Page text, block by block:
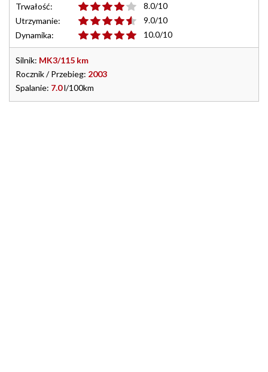
Trwałość:
8.0/10
Utrzymanie:
9.0/10
Dynamika:
10.0/10
Silnik: MK3/115 km
Rocznik / Przebieg: 2003
Spalanie: 7.0l/100km